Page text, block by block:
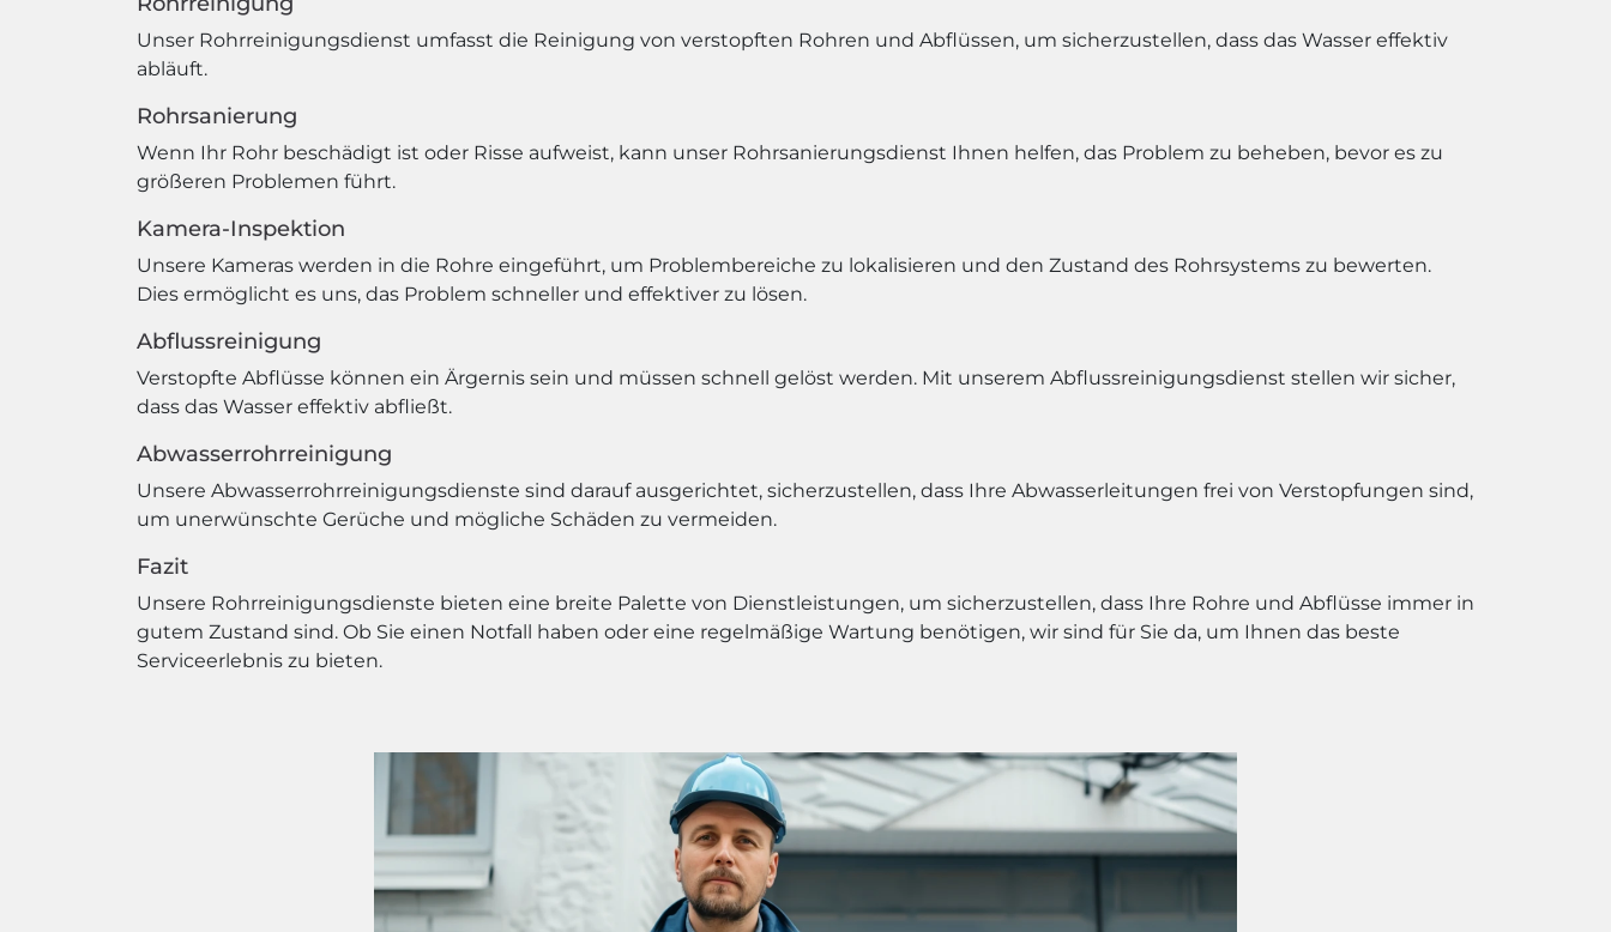
Unser Rohrreinigungsdienst umfasst die Reinigung von verstopften Rohren und Abflüssen, um sicherzustellen, dass das Wasser effektiv
abläuft.
Rohrsanierung
Wenn Ihr Rohr beschädigt ist oder Risse aufweist, kann unser Rohrsanierungsdienst Ihnen helfen, das Problem zu beheben, bevor es zu
größeren Problemen führt.
Kamera-Inspektion
Unsere Kameras werden in die Rohre eingeführt, um Problembereiche zu lokalisieren und den Zustand des Rohrsystems zu bewerten.
Dies ermöglicht es uns, das Problem schneller und effektiver zu lösen.
Abflussreinigung
Verstopfte Abflüsse können ein Ärgernis sein und müssen schnell gelöst werden. Mit unserem Abflussreinigungsdienst stellen wir sicher,
dass das Wasser effektiv abfließt.
Abwasserrohrreinigung
Unsere Abwasserrohrreinigungsdienste sind darauf ausgerichtet, sicherzustellen, dass Ihre Abwasserleitungen frei von Verstopfungen sind,
um unerwünschte Gerüche und mögliche Schäden zu vermeiden.
Fazit
Unsere Rohrreinigungsdienste bieten eine breite Palette von Dienstleistungen, um sicherzustellen, dass Ihre Rohre und Abflüsse immer in
gutem Zustand sind. Ob Sie einen Notfall haben oder eine regelmäßige Wartung benötigen, wir sind für Sie da, um Ihnen das beste
Serviceerlebnis zu bieten.